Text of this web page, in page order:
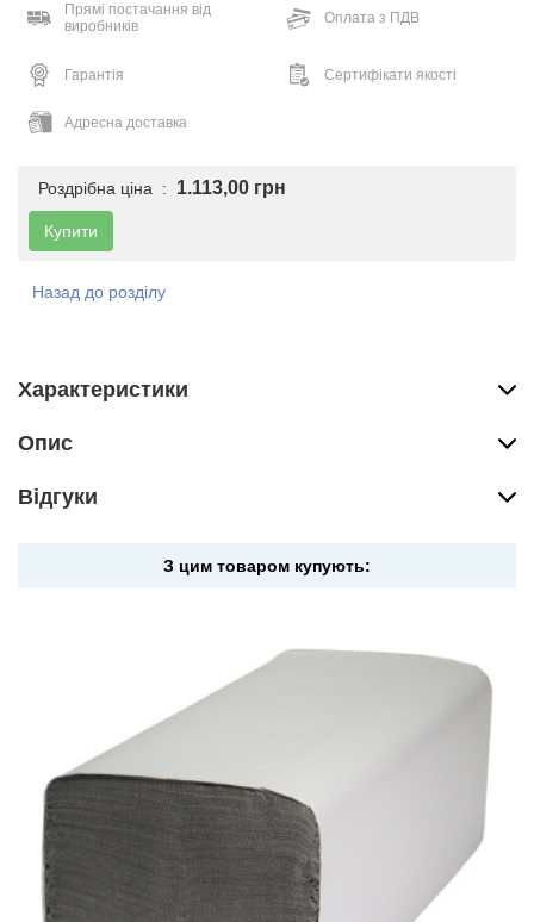
Прямі постачання від
виробників
Оплата з ПДВ
Гарантія Сертифікати якості
Адресна доставка
Роздрібна ціна : 1.113,00 грн
Купити
Назад до розділу
Характеристики
Опис
Вiдгуки
З цим товаром купують: